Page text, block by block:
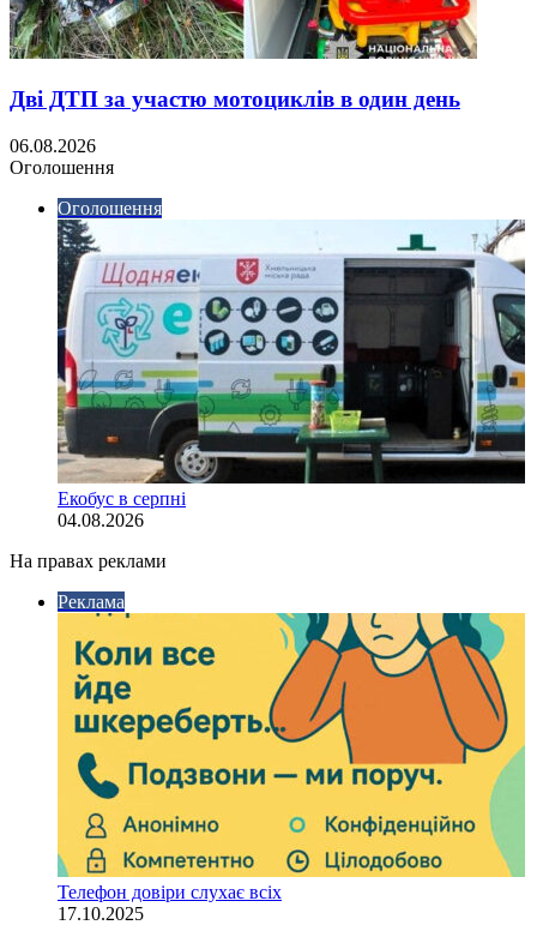
Дві ДТП за участю мотоциклів в один день
06.08.2026
Оголошення
Оголошення
Екобус в серпні
04.08.2026
На правах реклами
Реклама
Телефон довіри слухає всіх
17.10.2025